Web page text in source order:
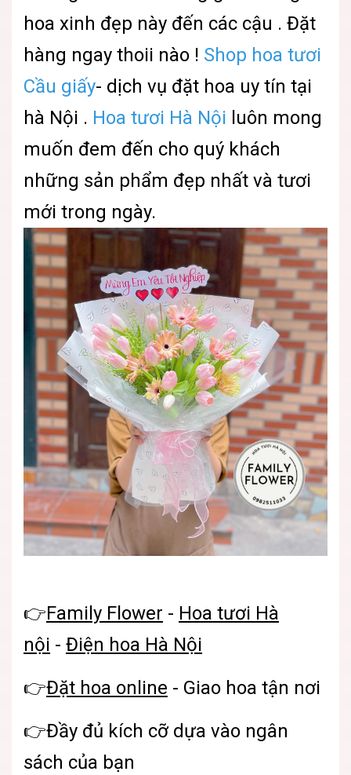
hoa xinh đẹp này đến các cậu . Đặt
hàng ngay thoii nào ! Shop hoa tươi
Cầu giấy- dịch vụ đặt hoa uy tín tại
hà Nội . Hoa tươi Hà Nội luôn mong
muốn đem đến cho quý khách
những sản phẩm đẹp nhất và tươi
mới trong ngày.
👉Family Flower - Hoa tươi Hà
nội - Điện hoa Hà Nội
👉Đặt hoa online - Giao hoa tận nơi
👉Đầy đủ kích cỡ dựa vào ngân
sách của bạn